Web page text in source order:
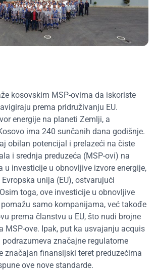
kosovskim MSP-ovima da iskoriste
prema pridruživanju EU.
energije na planeti Zemlji, a
ima 240 sunčanih dana godišnje.
obilan potencijal i prelazeći na čiste
i srednja preduzeća (MSP-ovi) na
u investicije u obnovljive izvore energije,
unija (EU), ostvarujući
toga, ove investicije u obnovljive
pomažu samo kompanijama, već takođe
prema članstvu u EU, što nudi brojne
MSP-ove. Ipak, put ka usvajanju acquis
značajne regulatorne
značajan finansijski teret preduzećima
ove nove standarde.